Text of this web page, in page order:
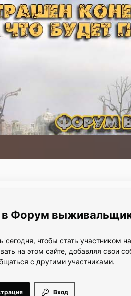
Форум
сегодня, чтобы стать участником
на этом сайте, добавляя свои
с другими участниками.
Вход